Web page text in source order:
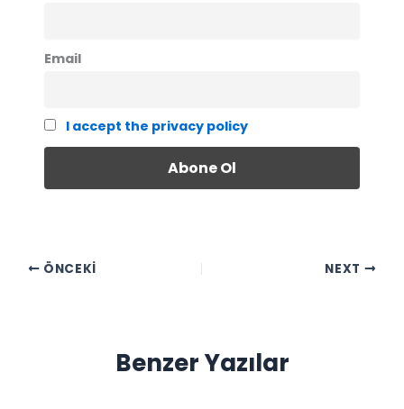
Email
I accept the privacy policy
ÖNCEKI NEXT
Benzer Yazılar